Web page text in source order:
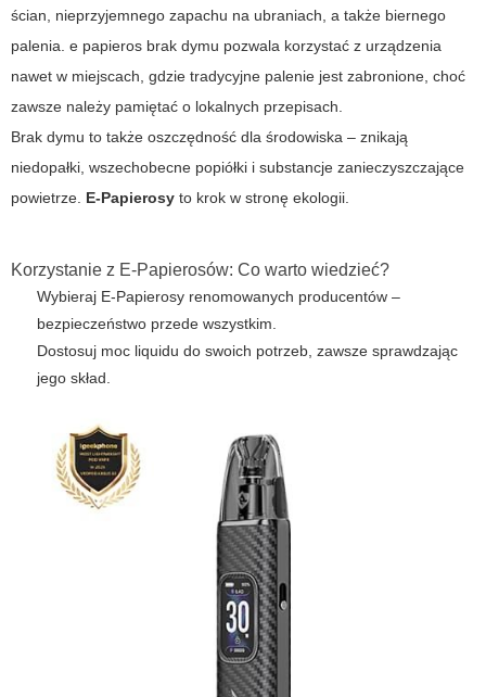
ścian, nieprzyjemnego zapachu na ubraniach, a także biernego
palenia. e papieros brak dymu pozwala korzystać z urządzenia
nawet w miejscach, gdzie tradycyjne palenie jest zabronione, choć
zawsze należy pamiętać o lokalnych przepisach.
Brak dymu to także oszczędność dla środowiska – znikają
niedopałki, wszechobecne popiółki i substancje zanieczyszczające
powietrze. E-Papierosy to krok w stronę ekologii.
Korzystanie z E-Papierosów: Co warto wiedzieć?
Wybieraj E-Papierosy renomowanych producentów –
bezpieczeństwo przede wszystkim.
Dostosuj moc liquidu do swoich potrzeb, zawsze sprawdzając
jego skład.